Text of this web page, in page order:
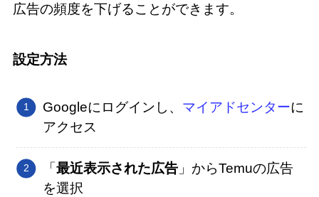
広告の頻度を下げることができます。
設定方法
Googleにログインし、 マイアドセンターに
アクセス
「最近表示された広告 」からTemuの広告
を選択